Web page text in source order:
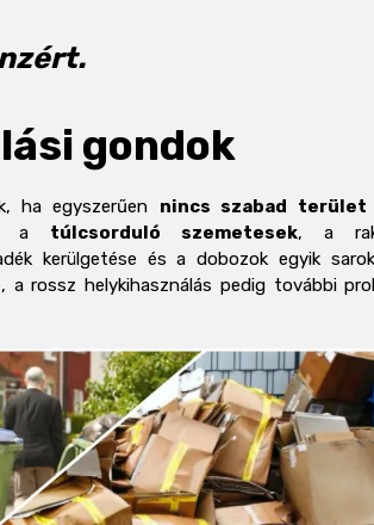
gondok
ha egyszerűen nincs szabad terület
a túlcsorduló szemetesek, a
kerülgetése és a dobozok egyik
rossz helykihasználás pedig további